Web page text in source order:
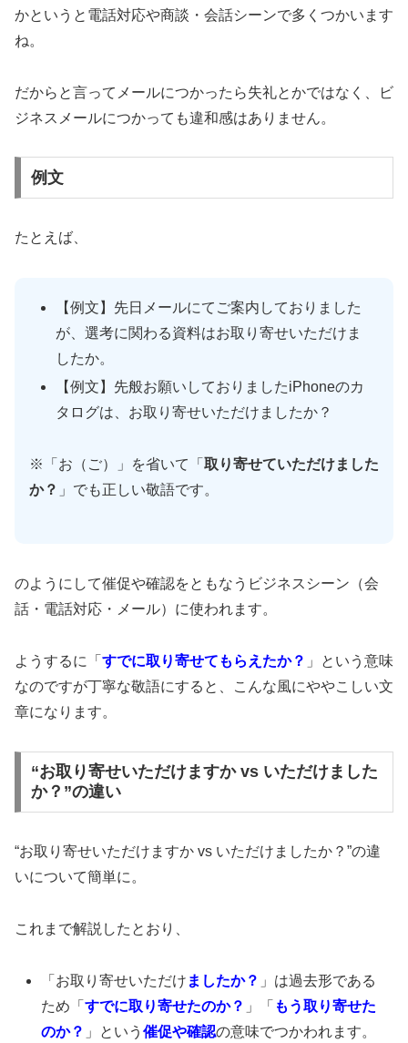
かというと電話対応や商談・会話シーンで多くつかいます
ね。
だからと言ってメールにつかったら失礼とかではなく、ビ
ジネスメールにつかっても違和感はありません。
例文
たとえば、
【例文】先日メールにてご案内しておりました
が、選考に関わる資料はお取り寄せいただけま
したか。
【例文】先般お願いしておりましたiPhoneのカ
タログは、お取り寄せいただけましたか？
※「お（ご）」を省いて「 取り寄せていただけました
か？ 」でも正しい敬語です。
のようにして催促や確認をともなうビジネスシーン（会
話・電話対応・メール）に使われます。
ようするに「 すでに取り寄せてもらえたか？ 」という意味
なのですが丁寧な敬語にすると、こんな風にややこしい文
章になります。
“お取り寄せいただけますか vs いただけました
か？”の違い
“お取り寄せいただけますか vs いただけましたか？”の違
いについて簡単に。
これまで解説したとおり、
「お取り寄せいただけ ましたか？ 」は過去形である
ため「すでに取り寄せたのか？ 」「 もう取り寄せた
のか？ 」という催促や確認の意味でつかわれます。